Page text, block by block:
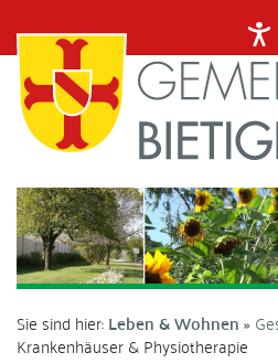
Sie sind hier:Leben & Wohnen
Krankenhäuser & Physiotherapie